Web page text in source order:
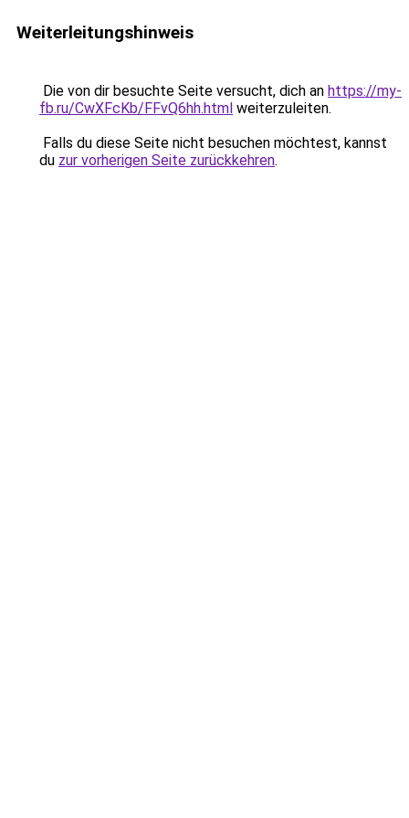
Weiterleitungshinweis
Die von dir besuchte Seite versucht, dich an https://my-
fb.ru/CwXFcKb/FFvQ6hh.html weiterzuleiten.
Falls du diese Seite nicht besuchen möchtest, kannst
du zur vorherigen Seite zurückkehren.